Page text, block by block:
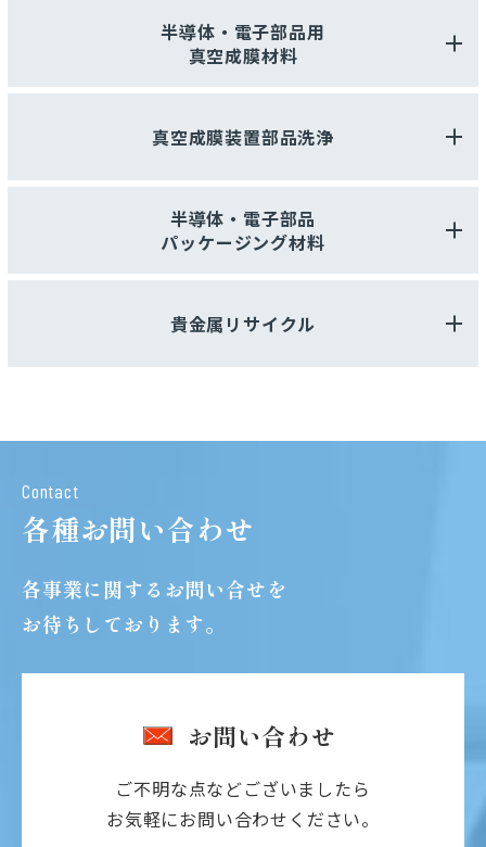
半導体・電子部品用
真空成膜材料
真空成膜装置部品洗浄
半導体・電子部品
パッケージング材料
貴金属リサイクル
Contact
各種お問い合わせ
各事業に関するお問い合せを
お待ちしております。
お問い合わせ
ご不明な点などございましたら
お気軽にお問い合わせください。